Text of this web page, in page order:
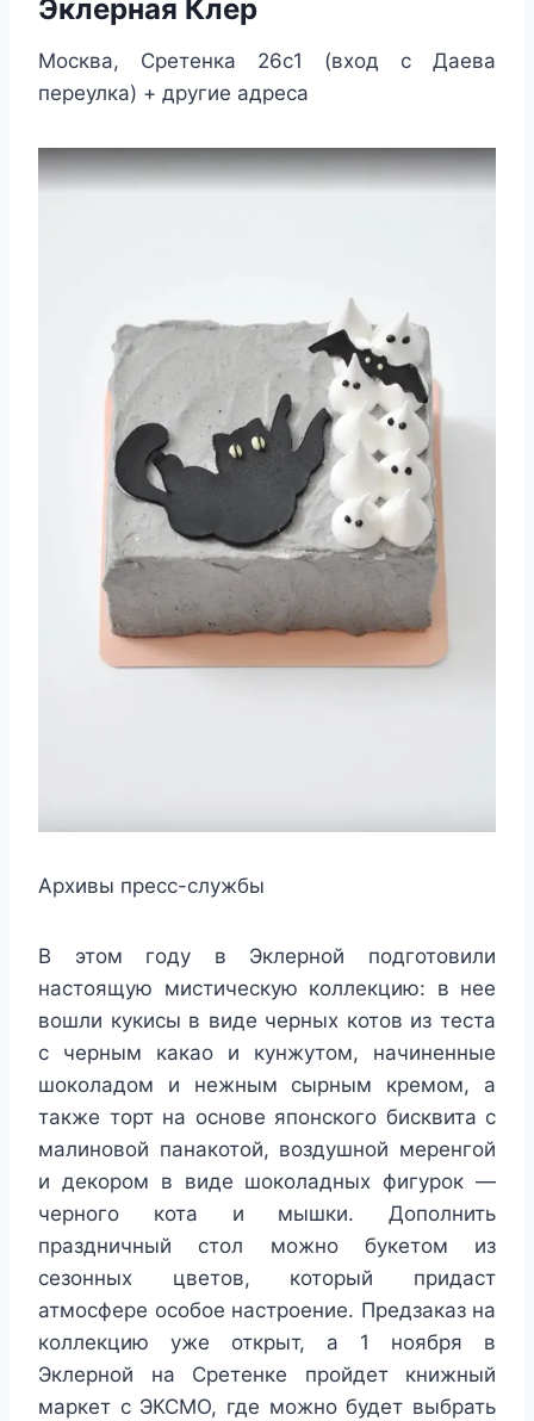
Эклерная Клер
Москва, Сретенка 26с1 (вход с Даева
переулка) + другие адреса
Архивы пресс-службы
В этом году в Эклерной подготовили
настоящую мистическую коллекцию: в нее
вошли кукисы в виде черных котов из теста
с черным какао и кунжутом, начиненные
шоколадом и нежным сырным кремом, а
также торт на основе японского бисквита с
малиновой панакотой, воздушной меренгой
и декором в виде шоколадных фигурок —
черного кота и мышки. Дополнить
праздничный стол можно букетом из
сезонных цветов, который придаст
атмосфере особое настроение. Предзаказ на
коллекцию уже открыт, а 1 ноября в
Эклерной на Сретенке пройдет книжный
маркет с ЭКСМО, где можно будет выбрать